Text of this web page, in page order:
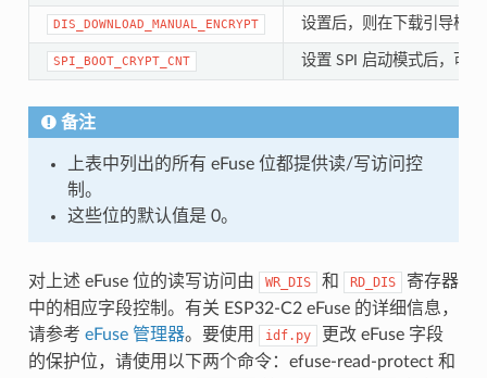
DIS_DOWNLOAD_MANUAL_ENCRYPT 设置后，则在下载引导模
SPI_BOOT_CRYPT_CNT 设置 SPI 启动模式后，可
备注
上表中列出的所有 eFuse 位都提供读/写访问控
制。
这些位的默认值是 0。
对上述 eFuse 位的读写访问由 WR_DIS 和 RD_DIS
寄存器
中的相应字段控制。有关 ESP32-C2 eFuse 的详细信息，
请参考 eFuse 管理器。要使用 idf.py
更改 eFuse 字段
的保护位，请使用以下两个命令：efuse-read-protect 和